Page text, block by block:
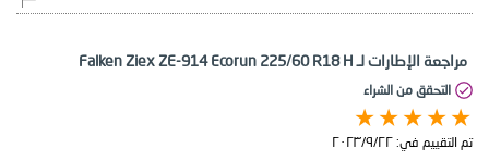
مراجعة الإطارات لـ Falken Ziex ZE-914 Ecorun 225/60 R18 H
التحقق من الشراء
تم التقييم في: ٢٢‏/٩‏/٢٠٢٣